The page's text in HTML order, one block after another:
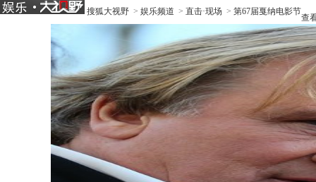
搜狐大视野 > 娱乐频道 > 直击·现场 > 第67届戛纳电影节
查